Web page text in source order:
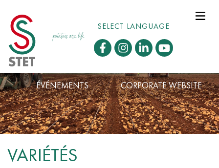
SELECT LANGUAGE
ÉVÉNEMENTS CORPORATE WEBSITE
VARIÉTÉS